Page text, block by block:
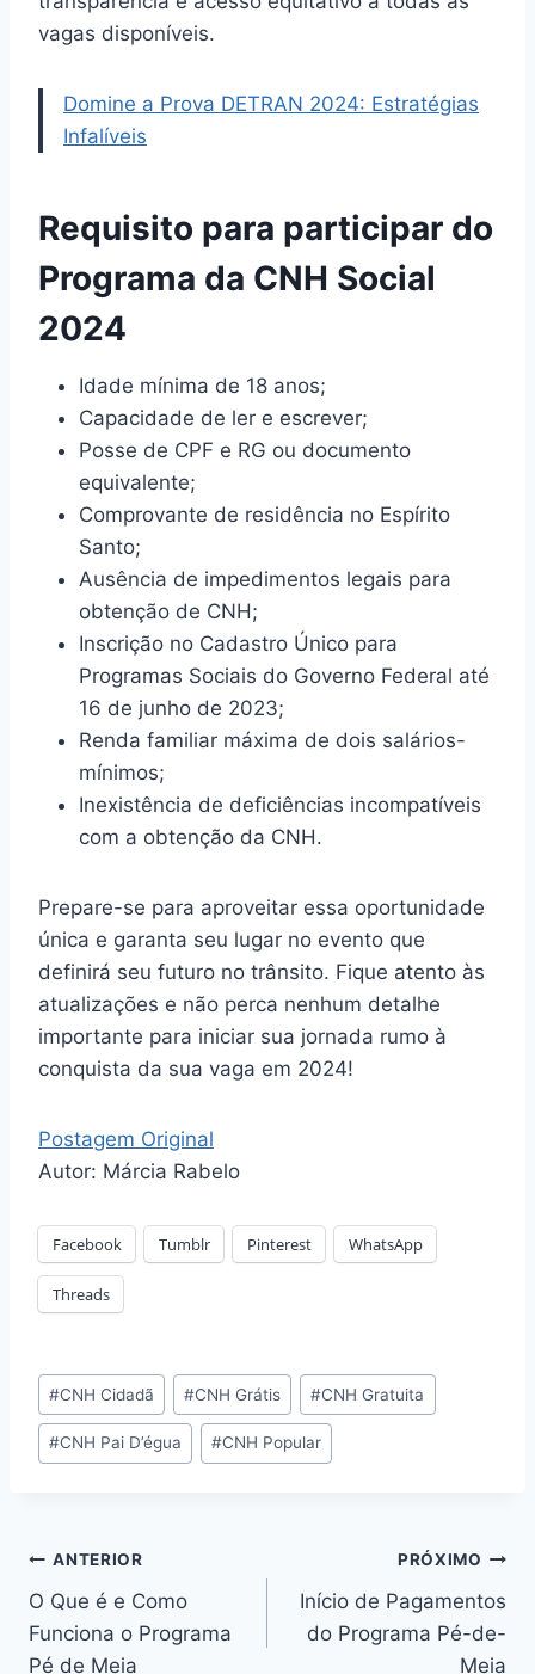
vagas disponíveis.
Domine a Prova DETRAN 2024: Estratégias
Infalíveis
Requisito para participar do
Programa da CNH Social
2024
Idade mínima de 18 anos;
Capacidade de ler e escrever;
Posse de CPF e RG ou documento
equivalente;
Comprovante de residência no Espírito
Santo;
Ausência de impedimentos legais para
obtenção de CNH;
Inscrição no Cadastro Único para
Programas Sociais do Governo Federal até
16 de junho de 2023;
Renda familiar máxima de dois salários-
mínimos;
Inexistência de deficiências incompatíveis
com a obtenção da CNH.
Prepare-se para aproveitar essa oportunidade
única e garanta seu lugar no evento que
definirá seu futuro no trânsito. Fique atento às
atualizações e não perca nenhum detalhe
importante para iniciar sua jornada rumo à
conquista da sua vaga em 2024!
Postagem Original
Autor: Márcia Rabelo
Facebook Tumblr Pinterest WhatsApp
Threads
Tags
do
Post:
#CNH Cidadã #CNH Grátis #CNH Gratuita
#CNH Pai D’égua #CNH Popular
Navegação
de
ANTERIOR
O Que é e Como
Funciona o Programa
Pé de Meia
PRÓXIMO
Início de Pagamentos
do Programa Pé-de-
Meia